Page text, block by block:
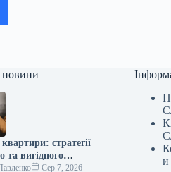
новини
стратегії
та вигідного
2026 роціСер 7, 2026
и